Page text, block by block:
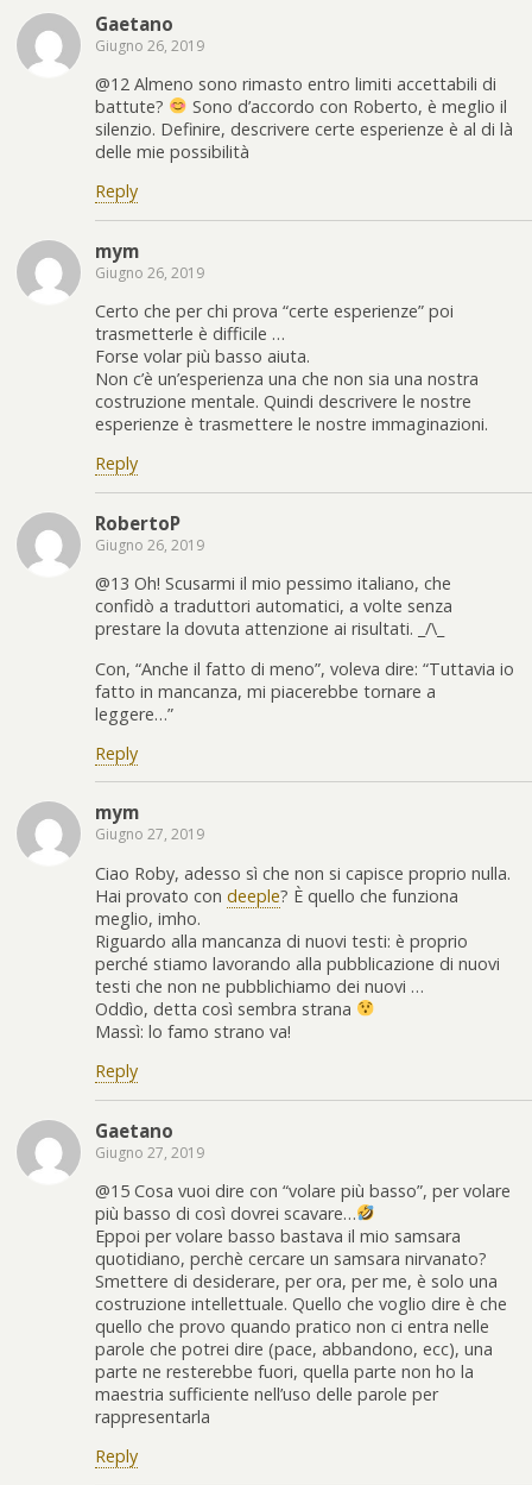
Gaetano
Giugno 26, 2019
@12 Almeno sono rimasto entro limiti accettabili di
battute?
Sono d’accordo con Roberto, è meglio il
silenzio. Definire, descrivere certe esperienze è al di là
delle mie possibilità
Reply
mym
Giugno 26, 2019
Certo che per chi prova “certe esperienze” poi
trasmetterle è difficile …
Forse volar più basso aiuta.
Non c’è un’esperienza una che non sia una nostra
costruzione mentale. Quindi descrivere le nostre
esperienze è trasmettere le nostre immaginazioni.
Reply
RobertoP
Giugno 26, 2019
@13 Oh! Scusarmi il mio pessimo italiano, che
confidò a traduttori automatici, a volte senza
prestare la dovuta attenzione ai risultati. _/\_
Con, “Anche il fatto di meno”, voleva dire: “Tuttavia io
fatto in mancanza, mi piacerebbe tornare a
leggere…”
Reply
mym
Giugno 27, 2019
Ciao Roby, adesso sì che non si capisce proprio nulla.
Hai provato con deeple? È quello che funziona
meglio, imho.
Riguardo alla mancanza di nuovi testi: è proprio
perché stiamo lavorando alla pubblicazione di nuovi
testi che non ne pubblichiamo dei nuovi …
Oddìo, detta così sembra strana
Massì: lo famo strano va!
Reply
Gaetano
Giugno 27, 2019
@15 Cosa vuoi dire con “volare più basso”, per volare
più basso di così dovrei scavare…
Eppoi per volare basso bastava il mio samsara
quotidiano, perchè cercare un samsara nirvanato?
Smettere di desiderare, per ora, per me, è solo una
costruzione intellettuale. Quello che voglio dire è che
quello che provo quando pratico non ci entra nelle
parole che potrei dire (pace, abbandono, ecc), una
parte ne resterebbe fuori, quella parte non ho la
maestria sufficiente nell’uso delle parole per
rappresentarla
Reply